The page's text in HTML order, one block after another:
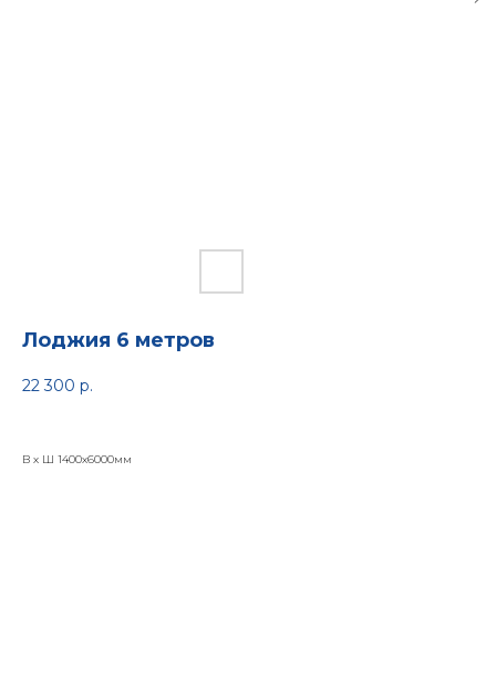
Лоджия 6 метров
22 300 р.
В х Ш 1400х6000мм